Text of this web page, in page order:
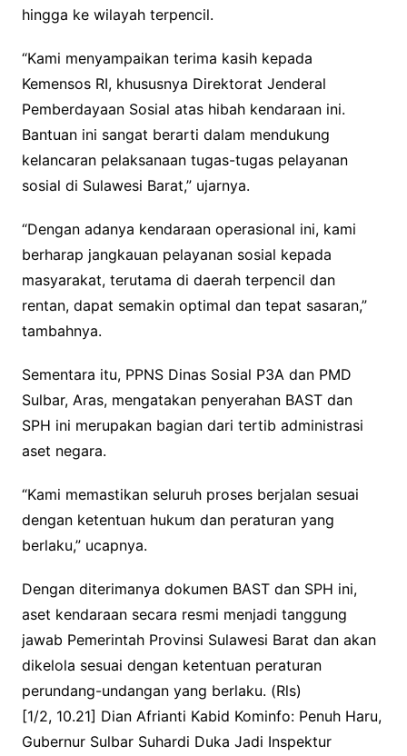
hingga ke wilayah terpencil.
“Kami menyampaikan terima kasih kepada
Kemensos RI, khususnya Direktorat Jenderal
Pemberdayaan Sosial atas hibah kendaraan ini.
Bantuan ini sangat berarti dalam mendukung
kelancaran pelaksanaan tugas-tugas pelayanan
sosial di Sulawesi Barat,” ujarnya.
“Dengan adanya kendaraan operasional ini, kami
berharap jangkauan pelayanan sosial kepada
masyarakat, terutama di daerah terpencil dan
rentan, dapat semakin optimal dan tepat sasaran,”
tambahnya.
Sementara itu, PPNS Dinas Sosial P3A dan PMD
Sulbar, Aras, mengatakan penyerahan BAST dan
SPH ini merupakan bagian dari tertib administrasi
aset negara.
“Kami memastikan seluruh proses berjalan sesuai
dengan ketentuan hukum dan peraturan yang
berlaku,” ucapnya.
Dengan diterimanya dokumen BAST dan SPH ini,
aset kendaraan secara resmi menjadi tanggung
jawab Pemerintah Provinsi Sulawesi Barat dan akan
dikelola sesuai dengan ketentuan peraturan
perundang-undangan yang berlaku. (Rls)
[1/2, 10.21] Dian Afrianti Kabid Kominfo: Penuh Haru,
Gubernur Sulbar Suhardi Duka Jadi Inspektur